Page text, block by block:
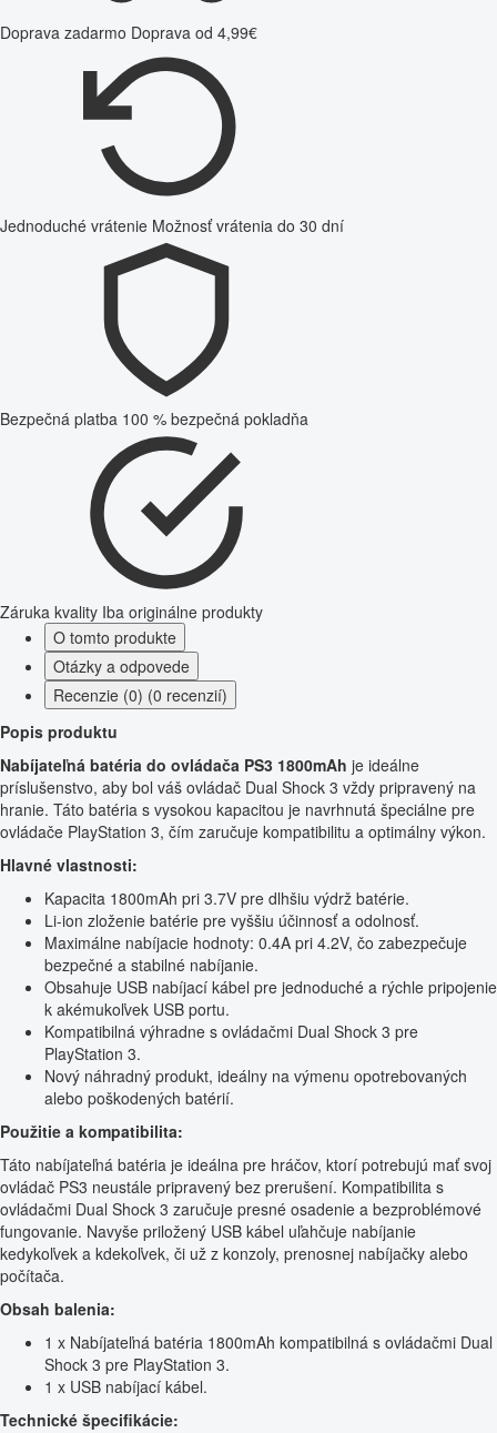
Doprava zadarmo Doprava od 4,99€
Jednoduché vrátenie Možnosť vrátenia do 30 dní
Bezpečná platba 100 % bezpečná pokladňa
Záruka kvality Iba originálne produkty
O tomto produkte
Otázky a odpovede
Recenzie (0) (0 recenzií)
Popis produktu
Nabíjateľná batéria do ovládača PS3 1800mAh je ideálne
príslušenstvo, aby bol váš ovládač Dual Shock 3 vždy pripravený na
hranie. Táto batéria s vysokou kapacitou je navrhnutá špeciálne pre
ovládače PlayStation 3, čím zaručuje kompatibilitu a optimálny výkon.
Hlavné vlastnosti:
Kapacita 1800mAh pri 3.7V pre dlhšiu výdrž batérie.
Li-ion zloženie batérie pre vyššiu účinnosť a odolnosť.
Maximálne nabíjacie hodnoty: 0.4A pri 4.2V, čo zabezpečuje
bezpečné a stabilné nabíjanie.
Obsahuje USB nabíjací kábel pre jednoduché a rýchle pripojenie
k akémukoľvek USB portu.
Kompatibilná výhradne s ovládačmi Dual Shock 3 pre
PlayStation 3.
Nový náhradný produkt, ideálny na výmenu opotrebovaných
alebo poškodených batérií.
Použitie a kompatibilita:
Táto nabíjateľná batéria je ideálna pre hráčov, ktorí potrebujú mať svoj
ovládač PS3 neustále pripravený bez prerušení. Kompatibilita s
ovládačmi Dual Shock 3 zaručuje presné osadenie a bezproblémové
fungovanie. Navyše priložený USB kábel uľahčuje nabíjanie
kedykoľvek a kdekoľvek, či už z konzoly, prenosnej nabíjačky alebo
počítača.
Obsah balenia:
1 x Nabíjateľná batéria 1800mAh kompatibilná s ovládačmi Dual
Shock 3 pre PlayStation 3.
1 x USB nabíjací kábel.
Technické špecifikácie: